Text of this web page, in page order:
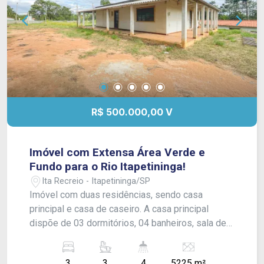
R$ 500.000,00 V
Imóvel com Extensa Área Verde e
Fundo para o Rio Itapetininga!
Ita Recreio - Itapetininga/SP
Imóvel com duas residências, sendo casa
principal e casa de caseiro. A casa principal
dispõe de 03 dormitórios, 04 banheiros, sala de
conta ainda com casa de caseiro, extensa área